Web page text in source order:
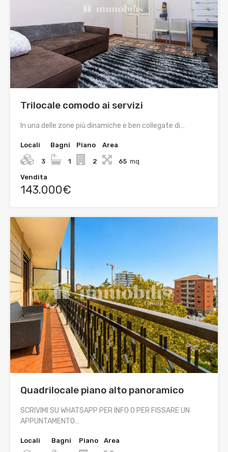
Trilocale comodo ai servizi
In una delle zone più dinamiche e ben collegate di…
Locali
3
Bagni
1
Piano
2
Area
65 mq
Vendita
143.000€
Quadrilocale piano alto panoramico
SCRIVIMI SU WHATSAPP PER INFO O PER FISSARE UN
APPUNTAMENTO…
Locali Bagni Piano Area